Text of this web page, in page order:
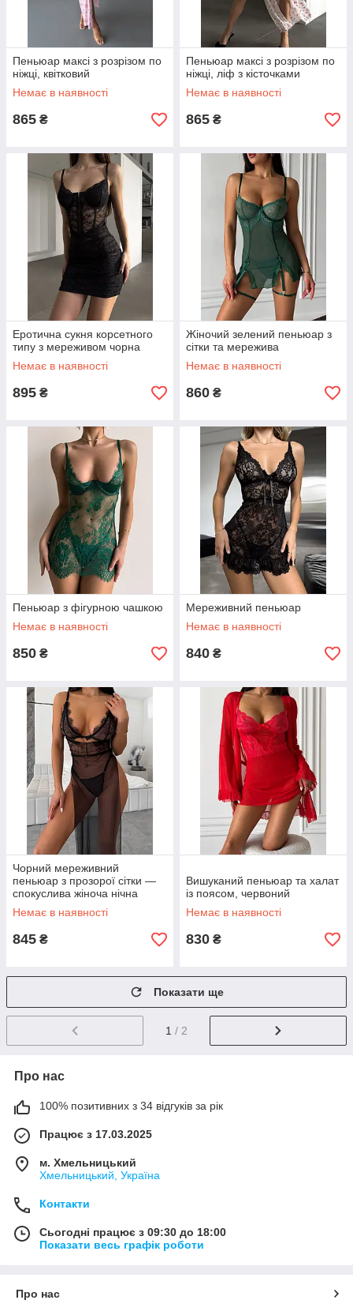
Пеньюар максі з розрізом по
ніжці, квітковий
Немає в наявності
865 ₴
Пеньюар максі з розрізом по
ніжці, ліф з кісточками
Немає в наявності
865 ₴
Еротична сукня корсетного
типу з мереживом чорна
Немає в наявності
895 ₴
Жіночий зелений пеньюар з
сітки та мережива
Немає в наявності
860 ₴
Пеньюар з фігурною чашкою
Немає в наявності
850 ₴
Мереживний пеньюар
Немає в наявності
840 ₴
Чорний мереживний
пеньюар з прозорої сітки —
спокуслива жіноча нічна
білизна
Немає в наявності
845 ₴
Вишуканий пеньюар та халат
із поясом, червоний
Немає в наявності
830 ₴
Показати ще
1 / 2
Про нас
100% позитивних з 34 відгуків за рік
Працює з 17.03.2025
м. Хмельницький
Хмельницький, Україна
Контакти
Сьогодні працює з 09:30 до 18:00
Показати весь графік роботи
Про нас